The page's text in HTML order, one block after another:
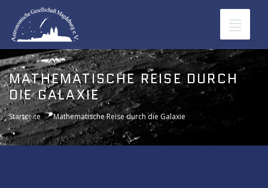
Toggle
MATHEMATISCHE REISE DURCH
DIE GALAXIE
Startseite Mathematische Reise durch die Galaxie